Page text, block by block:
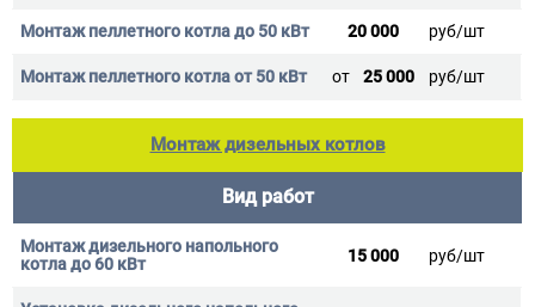
20 000 руб/шт
от 25 000 руб/шт
Монтаж дизельных котлов
Вид работ
15 000 руб/шт